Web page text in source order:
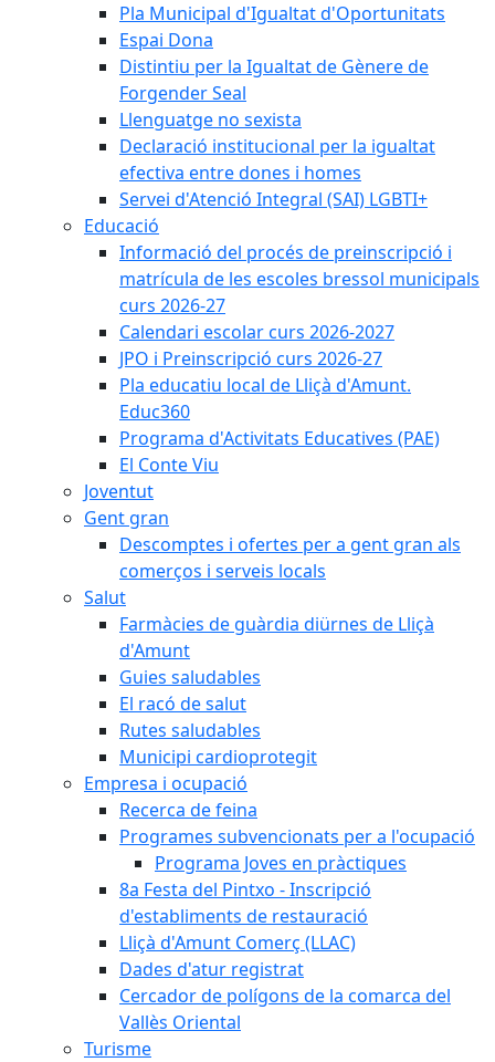
Pla Municipal d'Igualtat d'Oportunitats
Espai Dona
Distintiu per la Igualtat de Gènere de
Forgender Seal
Llenguatge no sexista
Declaració institucional per la igualtat
efectiva entre dones i homes
Servei d'Atenció Integral (SAI) LGBTI+
Educació
Informació del procés de preinscripció i
matrícula de les escoles bressol municipals
curs 2026-27
Calendari escolar curs 2026-2027
JPO i Preinscripció curs 2026-27
Pla educatiu local de Lliçà d'Amunt.
Educ360
Programa d'Activitats Educatives (PAE)
El Conte Viu
Joventut
Gent gran
Descomptes i ofertes per a gent gran als
comerços i serveis locals
Salut
Farmàcies de guàrdia diürnes de Lliçà
d'Amunt
Guies saludables
El racó de salut
Rutes saludables
Municipi cardioprotegit
Empresa i ocupació
Recerca de feina
Programes subvencionats per a l'ocupació
Programa Joves en pràctiques
8a Festa del Pintxo - Inscripció
d'establiments de restauració
Lliçà d'Amunt Comerç (LLAC)
Dades d'atur registrat
Cercador de polígons de la comarca del
Vallès Oriental
Turisme